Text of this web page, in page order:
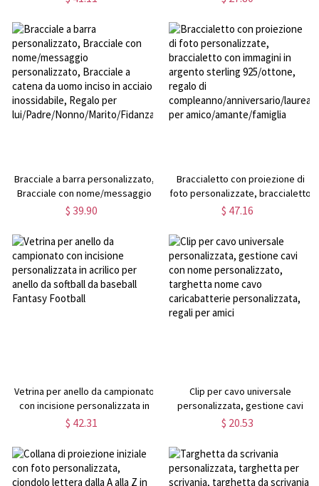
donne/amici
ricordo di compassione per la
perdita di mamma/nonno/amico
Bracciale a barra personalizzato,
Bracciale con nome/messaggio
personalizzato, Bracciale a
inossidabile, Regalo per
lui/Padre/Nonno/Marito/Fidanzato
$ 39.90
Braccialetto con proiezione di
foto personalizzate, braccialetto
con immagini in argento sterling
compleanno/anniversario/laurea/
per amico/amante/famiglia
$ 47.16
Vetrina per anello da campionato
con incisione personalizzata in
acrilico per anello da softball da
$ 42.31
Clip per cavo universale
personalizzata, gestione cavi
con nome personalizzato,
caricabatterie personalizzata,
regali per amici
$ 20.53